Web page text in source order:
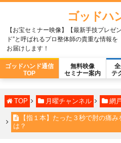
ゴッドハ
【お宝セミナー映像】【最新手技プレゼ
ド”と呼ばれるプロ整体師の貴重な情報
お届けします！
ゴッドハンド通信
TOP
無料映像
セミナー案内
テ
TOP 月曜チャンネル 網
【指１本】たった３秒で肘の痛
は？